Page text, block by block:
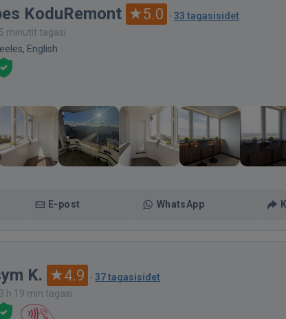
KoduRemont 5.0 · 33 tagasisidet
minutit tagasi
English
E-post WhatsApp
K. 4.9 · 37 tagasisidet
h 19 min tagasi